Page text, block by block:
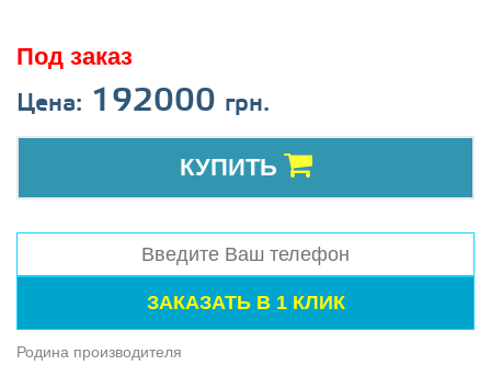
Под заказ
Цена: 192000 грн.
КУПИТЬ
Родина производителя